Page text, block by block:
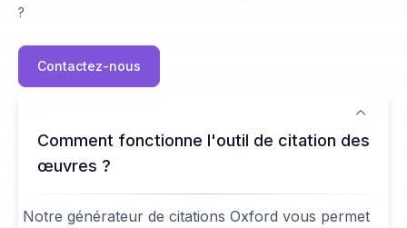
?
Contactez-nous
Comment fonctionne l'outil de citation des
œuvres ?
Notre générateur de citations Oxford vous permet